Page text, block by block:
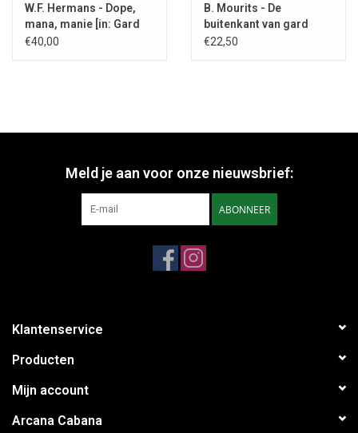
W.F. Hermans - Dope,
mana, manie [in: Gard
Sivik 22/23/24 - 1961]
€40,00
B. Mourits - De
buitenkant van gard
sivik - 2025
€22,50
Meld je aan voor onze nieuwsbrief:
ABONNEER
Klantenservice
Producten
Mijn account
Arcana Cabana